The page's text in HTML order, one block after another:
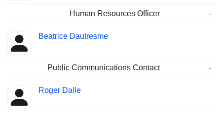
Human Resources Officer -
Beatrice Dautresme
Public Communications Contact -
Roger Dalle